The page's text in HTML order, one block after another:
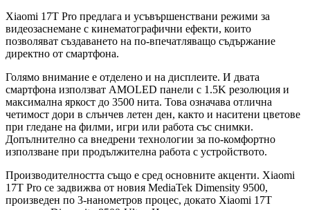
Xiaomi 17T Pro предлага и усъвършенствани режими за
видеозаснемане с кинематографични ефекти, които
позволяват създаването на по-впечатляващо съдържание
директно от смартфона.
Голямо внимание е отделено и на дисплеите. И двата
смартфона използват AMOLED панели с 1.5K резолюция и
максимална яркост до 3500 нита. Това означава отлична
четимост дори в слънчев летен ден, както и наситени цветове
при гледане на филми, игри или работа със снимки.
Допълнително са внедрени технологии за по-комфортно
използване при продължителна работа с устройството.
Производителността също е сред основните акценти. Xiaomi
17T Pro се задвижва от новия MediaTek Dimensity 9500,
произведен по 3-нанометров процес, докато Xiaomi 17T